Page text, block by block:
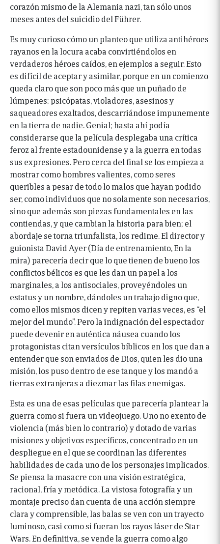
corazón mismo de la Alemania nazi, tan sólo unos
meses antes del suicidio del Führer.
Es muy curioso cómo un planteo que utiliza antihéroes
rayanos en la locura acaba convirtiéndolos en
verdaderos héroes caídos, en ejemplos a seguir. Esto
es difícil de aceptar y asimilar, porque en un comienzo
queda claro que son poco más que un puñado de
lúmpenes: psicópatas, violadores, asesinos y
saqueadores exaltados, descarriándose impunemente
en la tierra de nadie. Genial; hasta ahí podía
considerarse que la película desplegaba una crítica
feroz al frente estadounidense y a la guerra en todas
sus expresiones. Pero cerca del final se los empieza a
mostrar como hombres valientes, como seres
queribles a pesar de todo lo malos que hayan podido
ser, como individuos que no solamente son necesarios,
sino que además son piezas fundamentales en las
contiendas, y que cambian la historia para bien; el
abordaje se torna triunfalista, los redime. El director y
guionista David Ayer (Día de entrenamiento, En la
mira) parecería decir que lo que tienen de bueno los
conflictos bélicos es que les dan un papel a los
marginales, a los antisociales, proveyéndoles un
estatus y un nombre, dándoles un trabajo digno que,
como ellos mismos dicen y repiten varias veces, es “el
mejor del mundo”. Pero la indignación del espectador
puede devenir en auténtica náusea cuando los
protagonistas citan versículos bíblicos en los que dan a
entender que son enviados de Dios, quien les dio una
misión, los puso dentro de ese tanque y los mandó a
tierras extranjeras a diezmar las filas enemigas.
Esta es una de esas películas que parecería plantear la
guerra como si fuera un videojuego. Uno no exento de
violencia (más bien lo contrario) y dotado de varias
misiones y objetivos específicos, concentrado en un
despliegue en el que se coordinan las diferentes
habilidades de cada uno de los personajes implicados.
Se piensa la masacre con una visión estratégica,
racional, fría y metódica. La vistosa fotografía y un
montaje preciso dan cuenta de una acción siempre
clara y comprensible, las balas se ven con un trayecto
luminoso, casi como si fueran los rayos láser de Star
Wars. En definitiva, se vende la guerra como algo